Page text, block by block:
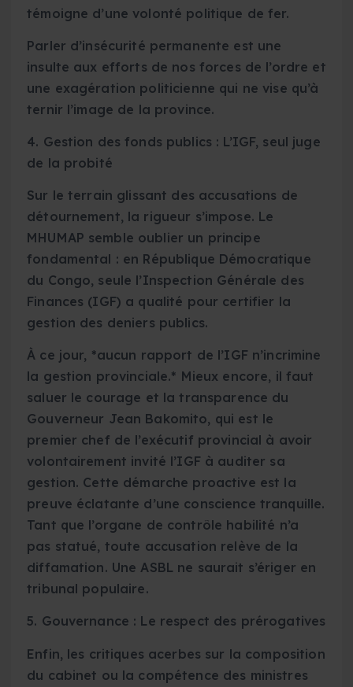
témoigne d’une volonté politique de fer.
Parler d’insécurité permanente est une
insulte aux efforts de nos forces de l’ordre et
une exagération politicienne qui ne vise qu’à
ternir l’image de la province.
4. Gestion des fonds publics : L’IGF, seul juge
de la probité
Sur le terrain glissant des accusations de
détournement, la rigueur s’impose. Le
MHUMAP semble oublier un principe
fondamental : en République Démocratique
du Congo, seule l’Inspection Générale des
Finances (IGF) a qualité pour certifier la
gestion des deniers publics.
À ce jour, *aucun rapport de l’IGF n’incrimine
la gestion provinciale.* Mieux encore, il faut
saluer le courage et la transparence du
Gouverneur Jean Bakomito, qui est le
premier chef de l’exécutif provincial à avoir
volontairement invité l’IGF à auditer sa
gestion. Cette démarche proactive est la
preuve éclatante d’une conscience tranquille.
Tant que l’organe de contrôle habilité n’a
pas statué, toute accusation relève de la
diffamation. Une ASBL ne saurait s’ériger en
tribunal populaire.
5. Gouvernance : Le respect des prérogatives
Enfin, les critiques acerbes sur la composition
du cabinet ou la compétence des ministres